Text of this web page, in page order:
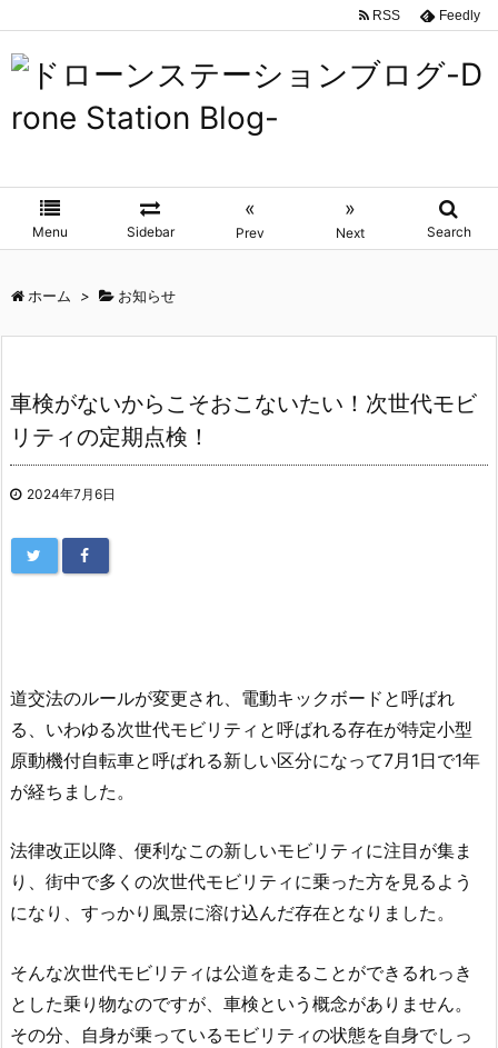
Menu Sidebar
«
Prev
»
Next Search
RSS Feedly
ホーム > お知らせ
車検がないからこそおこないたい！次世代モビ
リティの定期点検！
2024年7月6日
道交法のルールが変更され、電動キックボードと呼ばれ
る、いわゆる次世代モビリティと呼ばれる存在が特定小型
原動機付自転車と呼ばれる新しい区分になって7月1日で1年
が経ちました。
法律改正以降、便利なこの新しいモビリティに注目が集ま
り、街中で多くの次世代モビリティに乗った方を見るよう
になり、すっかり風景に溶け込んだ存在となりました。
そんな次世代モビリティは公道を走ることができるれっき
とした乗り物なのですが、車検という概念がありません。
その分、自身が乗っているモビリティの状態を自身でしっ